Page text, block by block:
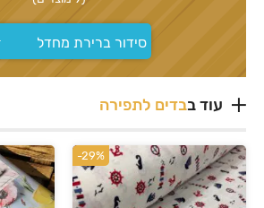
עוד בבדים לתפירה
-29%